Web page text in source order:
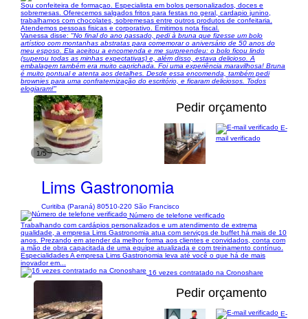
Sou confeiteira de formaçao. Especialista em bolos personalizados, doces e
sobremesas. Oferecemos salgados fritos para festas no geral, cardapio junino,
trabalhamos com chocolates, sobremesas entre outros produtos de confeitaria.
Atendemos pessoas fisicas e corporativo. Emitimos nota fiscal.
Vanessa disse: "No final do ano passado, pedi à bruna que fizesse um bolo
artístico com montanhas abstratas para comemorar o aniversário de 50 anos do
meu esposo. Ela aceitou a encomenda e me surpreendeu: o bolo ficou lindo
(superou todas as minhas expectativas) e, além disso, estava delicioso. A
embalagem também era muito caprichada. Foi uma experiência maravilhosa! Bruna
é muito pontual e atenta aos detalhes. Desde essa encomenda, também pedi
brownies para uma confraternização do escritório, e ficaram deliciosos. Todos
elogiaram!"
1/5
Pedir orçamento
Lims Gastronomia
Curitiba (Paraná) 80510-220 São Francisco
E-
mail verificado
Número de telefone verificado
Trabalhando com cardápios personalizados e um atendimento de extrema
qualidade, a empresa Lims Gastronomia atua com serviços de buffet há mais de 10
anos. Prezando em atender da melhor forma aos clientes e convidados, conta com
a mão de obra capacitada de uma equipe atualizada e com treinamento contínuo.
Especialidades A empresa Lims Gastronomia leva até você o que há de mais
inovador em...
16 vezes contratado na Cronoshare
Pedir orçamento
E-